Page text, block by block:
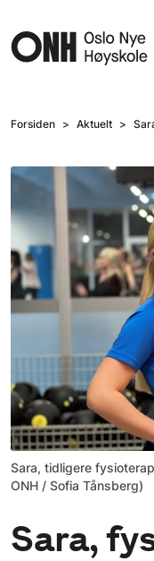
Forsiden Aktuelt
Sara, tidligere
ONH / Sofia Tånsberg)
Sara,